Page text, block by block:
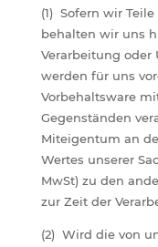
(1) Sofern wir
behalten wir uns
Verarbeitung
werden für uns
Vorbehaltsware
Gegenständen
Miteigentum an
Wertes unserer
MwSt) zu den
zur Zeit der
(2) Wird die von